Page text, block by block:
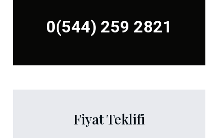
0(544) 259 2821
Fiyat Teklifi